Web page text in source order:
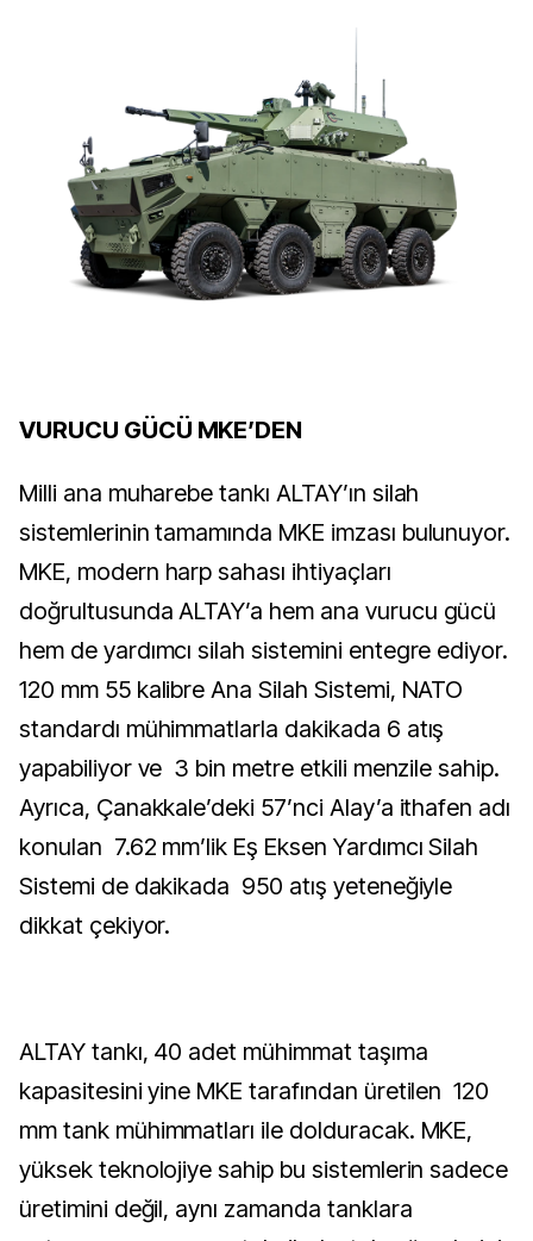
VURUCU GÜCÜ MKE’DEN
Milli ana muharebe tankı ALTAY’ın silah
sistemlerinin tamamında MKE imzası bulunuyor.
MKE, modern harp sahası ihtiyaçları
doğrultusunda ALTAY’a hem ana vurucu gücü
hem de yardımcı silah sistemini entegre ediyor.
120 mm 55 kalibre Ana Silah Sistemi, NATO
standardı mühimmatlarla dakikada 6 atış
yapabiliyor ve 3 bin metre etkili menzile sahip.
Ayrıca, Çanakkale’deki 57’nci Alay’a ithafen adı
konulan 7.62 mm’lik Eş Eksen Yardımcı Silah
Sistemi de dakikada 950 atış yeteneğiyle
dikkat çekiyor.
ALTAY tankı, 40 adet mühimmat taşıma
kapasitesini yine MKE tarafından üretilen 120
mm tank mühimmatları ile dolduracak. MKE,
yüksek teknolojiye sahip bu sistemlerin sadece
üretimini değil, aynı zamanda tanklara